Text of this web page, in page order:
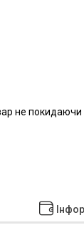
не покидаючи